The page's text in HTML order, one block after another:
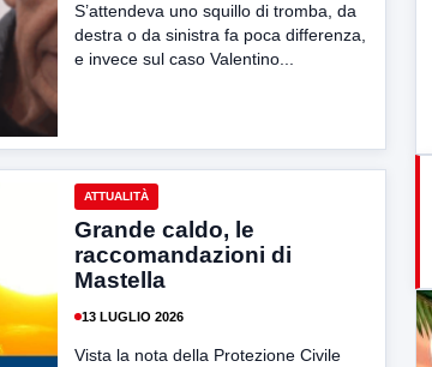
S’attendeva uno squillo di tromba, da
destra o da sinistra fa poca differenza,
e invece sul caso Valentino...
ATTUALITÀ
Grande caldo, le
raccomandazioni di
Mastella
13 LUGLIO 2026
Vista la nota della Protezione Civile